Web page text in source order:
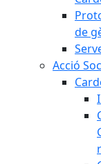
de
Acció